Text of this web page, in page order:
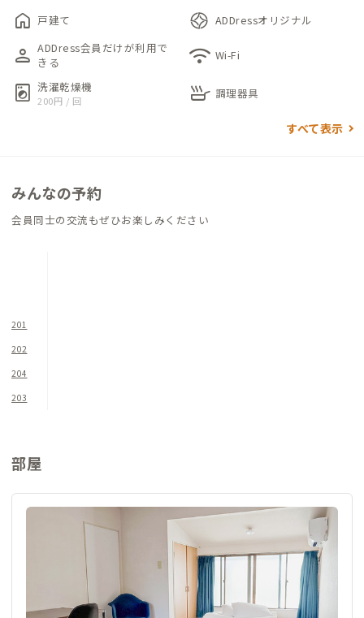
勢で集える共有部としつつ、一部砂利を敷くことで室内ながらま
るで神社の境内にいるような雰囲気を感じさせる空間になって
います。
コミュニティキッチンにはIHコンロ（一口）とカセットコンロ
（一口）が設置されています。本格的な料理はやや難しいかもし
れませんが、大勢で一緒に料理をするには楽しいスペースとな
畳スペースには、座卓に加え、地元の寝具メーカー「大東寝具
個室は1階に1部屋、2階に4部屋あります。各個室にはデスク&
チェアを完備し、快適にリモートワークに取り組める環境が整
っています。個室の鍵は、内鍵です。（外側から鍵がかかりませ
※各個室のミニキッチン、トイレ、シャワーブースは使用できま
home 戸建て ADDressオリジナル
person ADDress会員だけが利用で
きる
wifi Wi-Fi
local_laundry_service 洗濯乾燥機
200円 / 回 skillet 調理器具
すべて表示
みんなの予約
会員同士の交流もぜひお楽しみください
201
202
204
203
部屋